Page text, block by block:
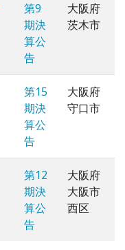
第9
期決
算公
告
大阪府
茨木市
第15
期決
算公
告
大阪府
守口市
第12
期決
算公
告
大阪府
大阪市
西区